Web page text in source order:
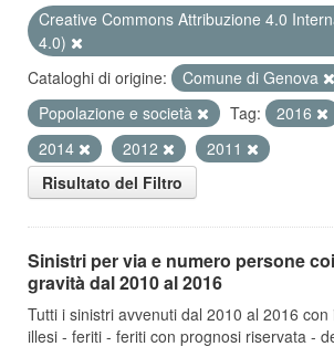
Creative Commons Attribuzione 4.0
4.0)
Cataloghi di origine:
Comune di Genova
Popolazione e società
Tag: 2016
2014
2012
2011
Risultato del Filtro
Sinistri per via e numero persone
gravità dal 2010 al 2016
Tutti i sinistri avvenuti dal 2010 al 2016
illesi - feriti - feriti con prognosi riservata -